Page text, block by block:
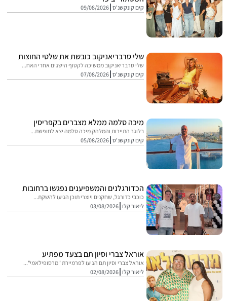
קים קונקשנ'ס 09/08/2026
שלי סרבריאניקוב כובשת את שלטי החוצות
שלי סרבריאניקוב ממשיכה לקטוף הישגים אחרי האח...
קים קונקשנ'ס 07/08/2026
מיכה סלמה ממלא מצברים בקפריסין
בלוגר התיירות והמלהק מיכה סלמה יצא לחופשת...
קים קונקשנ'ס 05/08/2026
הכדורגלנים והמשפיענים נפגשו ברחובות
כוכבי כדורגל, שחקנים ויוצרי תוכן הגיעו להשקת...
ליאור קלו 03/08/2026
אוראל צברי וסיון תם בצעד מפתיע
אוראל צברי וסיון תם הגיעו לפרמיירת "מרסופילאמי"...
ליאור קלו 02/08/2026